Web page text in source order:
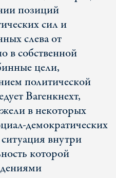
позиций
сил и
слева от
в собственной
цели,
политической
Вагенкнехт,
в некоторых
демократических
внутри
которой